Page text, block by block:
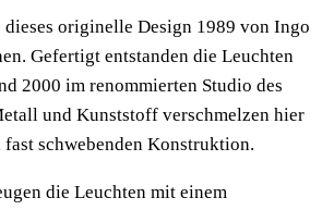
originelle Design 1989 von Ingo
Gefertigt entstanden die Leuchten
2000 im renommierten Studio des
und Kunststoff verschmelzen hier
schwebenden Konstruktion.
die Leuchten mit einem